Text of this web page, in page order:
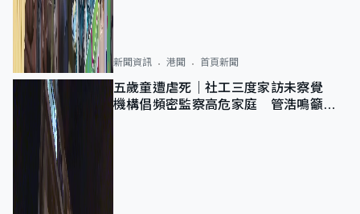
新聞資訊 港聞 首頁新聞
五歲童遭虐死｜社工三度家訪未察覺
機構倡頻密監察高危家庭 管浩鳴籲加